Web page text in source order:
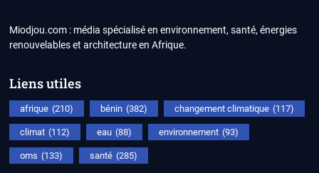
Miodjou.com : média spécialisé en environnement, santé, énergies
renouvelables et architecture en Afrique.
Liens utiles
afrique (210) bénin (382) changement climatique (117)
climat (112) eau (88) environnement (93)
oms (133) santé (285)